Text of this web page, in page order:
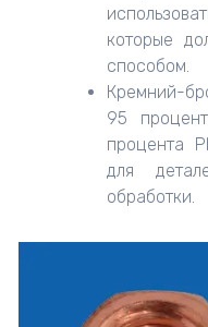
которые
способом.
Кремний-
95
процента
для
обработки.